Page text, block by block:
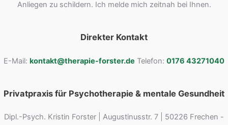
Anliegen zu schildern. Ich melde mich zeitnah bei Ihnen.
Direkter Kontakt
E-Mail: kontakt@therapie-forster.de Telefon: 0176 43271040
Privatpraxis für Psychotherapie & mentale Gesundheit
Dipl.-Psych. Kristin Forster | Augustinusstr. 7 | 50226 Frechen -